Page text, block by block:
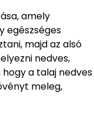
amely
egészséges
majd az alsó
nedves,
a talaj nedves
meleg,